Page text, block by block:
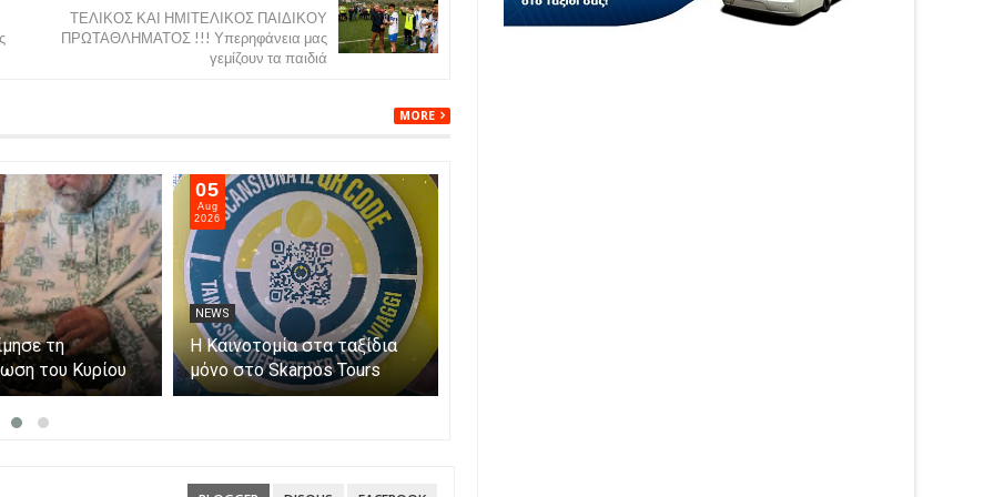
ΤΕΛΙΚΟΣ ΚΑΙ ΗΜΙΤΕΛΙΚΟΣ ΠΑΙΔΙΚΟΥ
ΠΡΩΤΑΘΛΗΜΑΤΟΣ !!! Υπερηφάνεια μας
γεμίζουν τα παιδιά
MORE
τη
του Κυρίου
05
Aug
2026
NEWS
Η Καινοτομία στα ταξίδια
μόνο στο Skarpos Tours
Parga